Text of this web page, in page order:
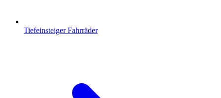
Tiefeinsteiger Fahrräder